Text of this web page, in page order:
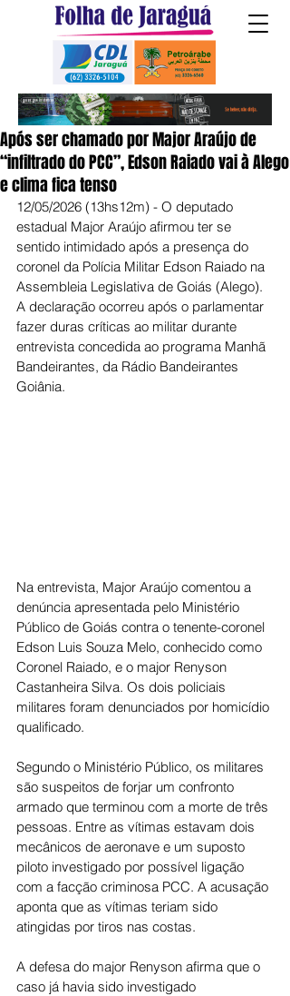
Após ser chamado por Major Araújo de
“infiltrado do PCC”, Edson Raiado vai à Alego
e clima fica tenso
12/05/2026 (13hs12m) - O deputado
estadual Major Araújo afirmou ter se
sentido intimidado após a presença do
coronel da Polícia Militar Edson Raiado na
Assembleia Legislativa de Goiás (Alego).
A declaração ocorreu após o parlamentar
fazer duras críticas ao militar durante
entrevista concedida ao programa Manhã
Bandeirantes, da Rádio Bandeirantes
Goiânia.
Na entrevista, Major Araújo comentou a
denúncia apresentada pelo Ministério
Público de Goiás contra o tenente-coronel
Edson Luis Souza Melo, conhecido como
Coronel Raiado, e o major Renyson
Castanheira Silva. Os dois policiais
militares foram denunciados por homicídio
qualificado.
Segundo o Ministério Público, os militares
são suspeitos de forjar um confronto
armado que terminou com a morte de três
pessoas. Entre as vítimas estavam dois
mecânicos de aeronave e um suposto
piloto investigado por possível ligação
com a facção criminosa PCC. A acusação
aponta que as vítimas teriam sido
atingidas por tiros nas costas.
A defesa do major Renyson afirma que o
caso já havia sido investigado